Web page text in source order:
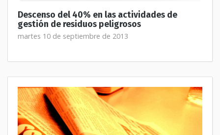
Descenso del 40% en las actividades de
gestión de residuos peligrosos
martes 10 de septiembre de 2013